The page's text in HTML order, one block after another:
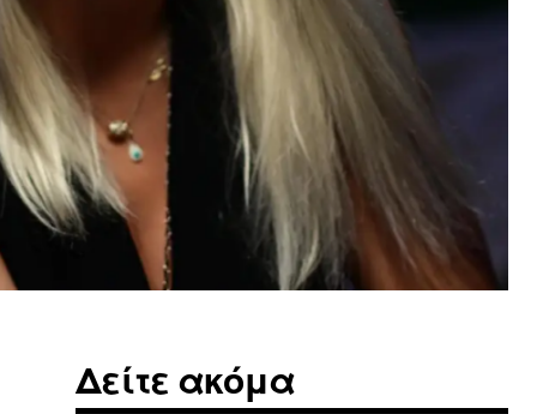
Δείτε ακόμα